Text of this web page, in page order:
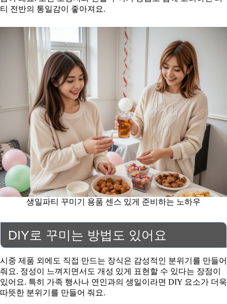
티 전반의 통일감이 좋아져요.
생일파티 꾸미기 용품 센스 있게 준비하는 노하우
DIY로 꾸미는 방법도 있어요
시중 제품 외에도 직접 만드는 장식은 감성적인 분위기를 만들어
줘요. 정성이 느껴지면서도 개성 있게 표현할 수 있다는 장점이
있어요. 특히 가족 행사나 연인과의 생일이라면 DIY 요소가 더욱
따뜻한 분위기를 만들어 줘요.